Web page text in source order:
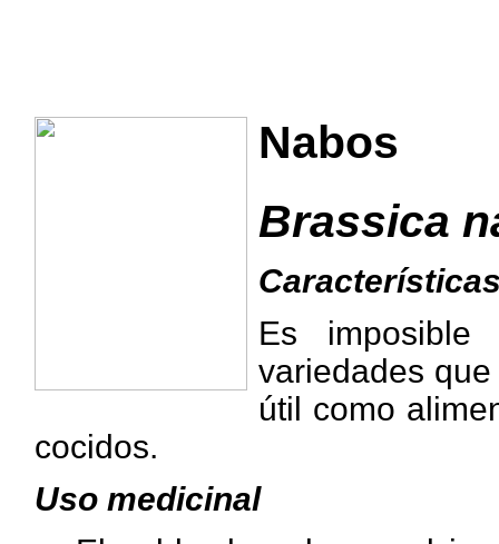
Nabos
Brassica
Es
variedades
útil como
cocidos.
Uso medicinal